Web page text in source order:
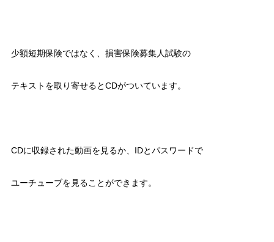
少額短期保険ではなく、損害保険募集人試験の
テキストを取り寄せるとCDがついています。
CDに収録された動画を見るか、IDとパスワードで
ユーチューブを見ることができます。